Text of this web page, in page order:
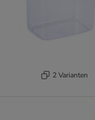
2 Varianten